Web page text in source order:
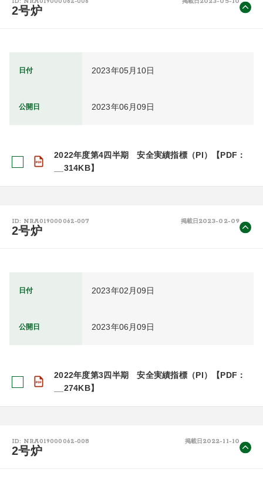
2号炉
日付 2023年05月10日
公開日 2023年06月09日
2022年度第4四半期 安全実績指標（PI）【PDF：
__314KB】
ID: NRA019000062-007 掲載日 2023-02-09
2号炉
日付 2023年02月09日
公開日 2023年06月09日
2022年度第3四半期 安全実績指標（PI）【PDF：
__274KB】
ID: NRA019000062-008 掲載日 2022-11-10
2号炉